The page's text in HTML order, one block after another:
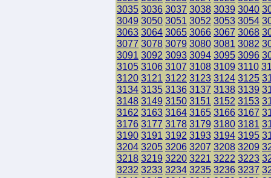
3035 3036 3037 3038 3039 3040
3049 3050 3051 3052 3053 3054
3063 3064 3065 3066 3067 3068
3077 3078 3079 3080 3081 3082
3091 3092 3093 3094 3095 3096
3105 3106 3107 3108 3109 3110
3120 3121 3122 3123 3124 3125
3134 3135 3136 3137 3138 3139
3148 3149 3150 3151 3152 3153
3162 3163 3164 3165 3166 3167
3176 3177 3178 3179 3180 3181
3190 3191 3192 3193 3194 3195
3204 3205 3206 3207 3208 3209
3218 3219 3220 3221 3222 3223
3232 3233 3234 3235 3236 3237